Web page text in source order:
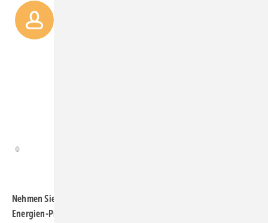
Nehmen Sie auch wahr, dass die Umsetzung von Erneuerbare-
Energien-Projekten zunehmend komplexer wird?